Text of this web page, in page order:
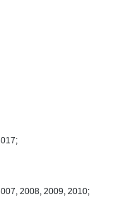
2008, 2009, 2010;